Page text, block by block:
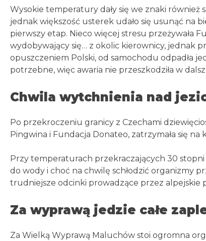
Wysokie temperatury dały się we znaki również
jednak większość usterek udało się usunąć na
pierwszy etap. Nieco więcej stresu przeżywała
wydobywający się… z okolic kierownicy, jednak
opuszczeniem Polski, od samochodu odpadła
potrzebne, więc awaria nie przeszkodziła w
Chwila wytchnienia nad
Po przekroczeniu granicy z Czechami
Pingwina i Fundacja Donateo, zatrzymała się
Przy temperaturach przekraczających 30
do wody i choć na chwilę schłodzić organizmy
trudniejsze odcinki prowadzące przez alpejskie
Za wyprawą jedzie całe
Za Wielką Wyprawą Maluchów stoi ogromna